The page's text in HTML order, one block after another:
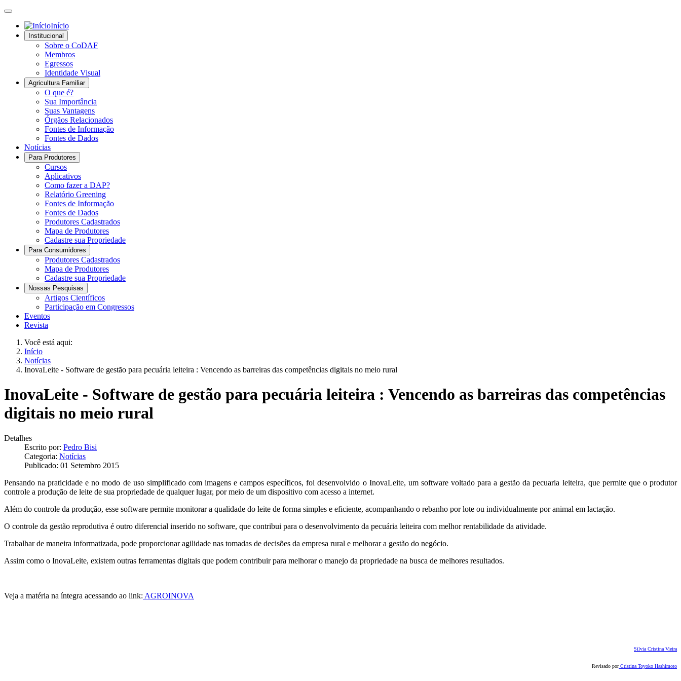
Início
Institucional
Sobre o CoDAF
Membros
Egressos
Identidade Visual
Agricultura Familiar
O que é?
Sua Importância
Suas Vantagens
Órgãos Relacionados
Fontes de Informação
Fontes de Dados
Notícias
Para Produtores
Cursos
Aplicativos
Como fazer a DAP?
Relatório Greening
Fontes de Informação
Fontes de Dados
Produtores Cadastrados
Mapa de Produtores
Cadastre sua Propriedade
Para Consumidores
Produtores Cadastrados
Mapa de Produtores
Cadastre sua Propriedade
Nossas Pesquisas
Artigos Científicos
Participação em Congressos
Eventos
Revista
Você está aqui:
Início
Notícias
InovaLeite - Software de gestão para pecuária leiteira : Vencendo as barreiras das competências digitais no meio rural
InovaLeite - Software de gestão para pecuária leiteira : Vencendo as barreiras das competências
digitais no meio rural
Detalhes
Escrito por: Pedro Bisi
Categoria: Notícias
Publicado: 01 Setembro 2015
Pensando na praticidade e no modo de uso simplificado com imagens e campos específicos, foi desenvolvido o InovaLeite, um software voltado para a gestão da pecuaria leiteira, que permite que o produtor
controle a produção de leite de sua propriedade de qualquer lugar, por meio de um dispositivo com acesso a internet.
Além do controle da produção, esse software permite monitorar a qualidade do leite de forma simples e eficiente, acompanhando o rebanho por lote ou individualmente por animal em lactação.
O controle da gestão reprodutiva é outro diferencial inserido no software, que contribui para o desenvolvimento da pecuária leiteira com melhor rentabilidade da atividade.
Trabalhar de maneira informatizada, pode proporcionar agilidade nas tomadas de decisões da empresa rural e melhorar a gestão do negócio.
Assim como o InovaLeite, existem outras ferramentas digitais que podem contribuir para melhorar o manejo da propriedade na busca de melhores resultados.
Veja a matéria na íntegra acessando ao link: AGROINOVA
Silvia Cristina Vieira
Revisado porCristina Toyoko Hashimoto